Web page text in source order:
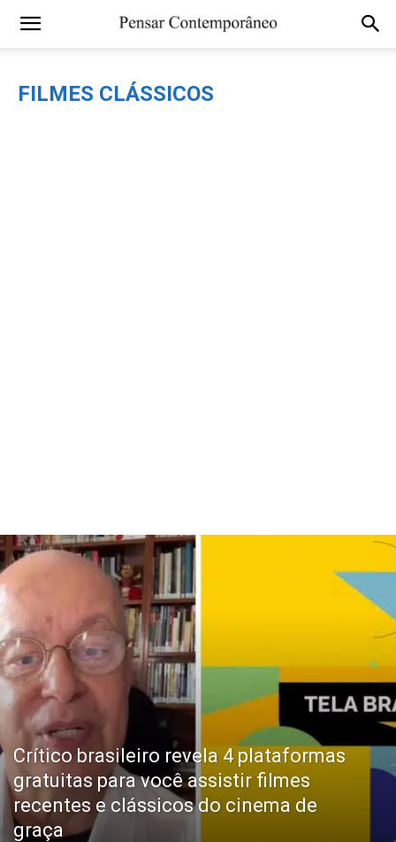
FILMES CLÁSSICOS
Crítico brasileiro revela 4 plataformas
gratuitas para você assistir filmes
recentes e clássicos do cinema de
graça